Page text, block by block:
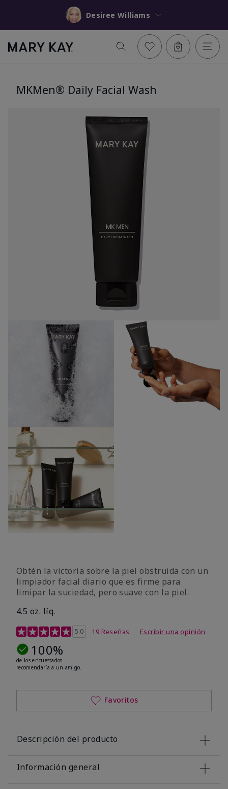
Desiree Williams
MKMen® Daily Facial Wash
Obtén la victoria sobre la piel obstruida con un
limpiador facial diario que es firme para
limipar la suciedad, pero suave con la piel.
4.5 oz. líq.
Calificación de clientes de 5 de 5
5.0 19 Reseñas Escribir una opinión
100%
de los encuestados
recomendaría a un amigo.
Favoritos
Descripción del producto
Información general